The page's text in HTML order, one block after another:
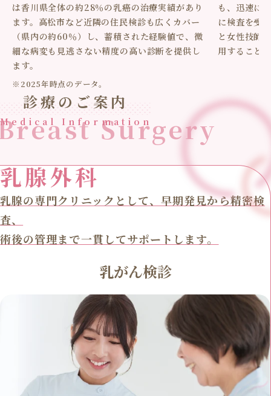
は香川県全体の約28％の乳癌の治療実績があり
ます。高松市など近隣の住民検診も広くカバー
（県内の約60％）し、蓄積された経験値で、微
細な病変も見逃さない精度の高い診断を提供し
ます。
※2025年時点のデータ。
も、迅速に
に検査を受
と女性技師
用すること
診療のご案内
Medical Information
乳腺外科
Surgery
乳腺の専門クリニックとして、早期発見から精密検
査、
術後の管理まで一貫してサポートします。
乳がん検診